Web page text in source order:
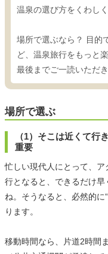
温泉の選び方をくわし
場所で選ぶなら？ 目的
ど、温泉旅行をもっと
最後までご一読いただ
場所で選ぶ
（1）そこは近くて行
重要
忙しい現代人にとって、
行となると、できるだけ
ね。そうなると、必然的に
ります。
移動時間なら、片道2時間